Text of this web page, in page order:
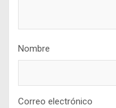
Nombre
Correo electrónico